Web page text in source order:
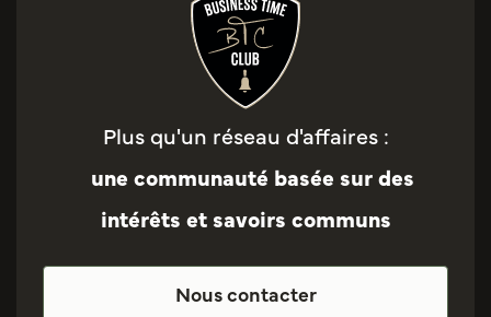
Plus qu'un réseau d'affaires :
une communauté basée sur des
intérêts et savoirs communs
Nous contacter